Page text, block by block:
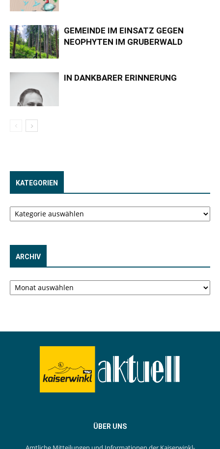
GEMEINDE IM EINSATZ GEGEN
NEOPHYTEN IM GRUBERWALD
IN DANKBARER ERINNERUNG
KATEGORIEN
Kategorien
ARCHIV
Archiv
ÜBER UNS